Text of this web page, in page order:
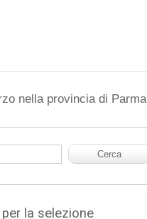
nella provincia di Parma
la selezione